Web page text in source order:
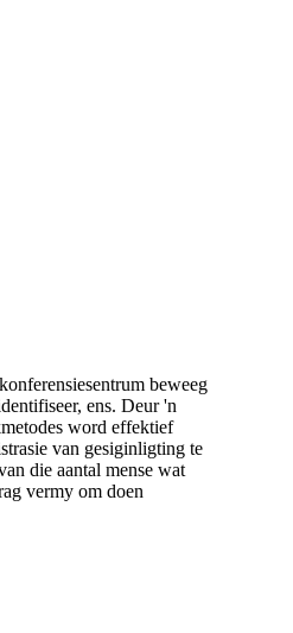
beweeg
ens. Deur 'n
word effektief
van gesiginligting te
die aantal mense wat
vermy om doen